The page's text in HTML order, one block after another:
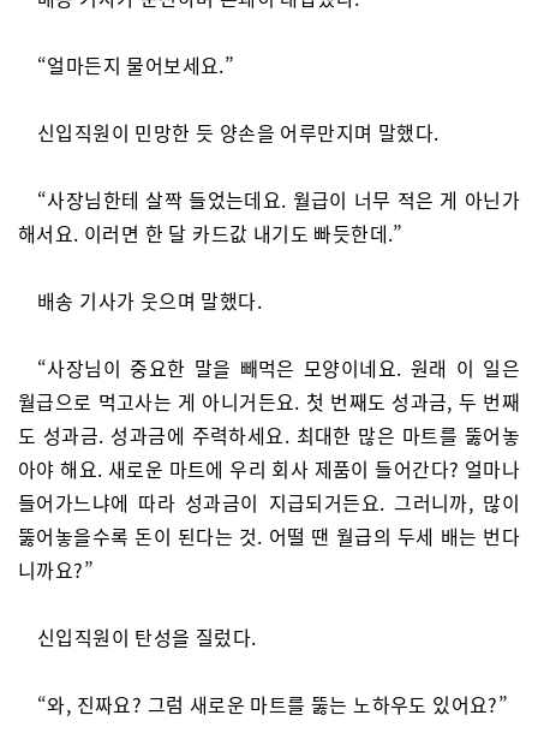
“얼마든지 물어보세요.”
신입직원이 민망한 듯 양손을 어루만지며 말했다.
“사장님한테 살짝 들었는데요. 월급이 너무 적은 게 아닌가
해서요. 이러면 한 달 카드값 내기도 빠듯한데.”
배송 기사가 웃으며 말했다.
“사장님이 중요한 말을 빼먹은 모양이네요. 원래 이 일은
월급으로 먹고사는 게 아니거든요. 첫 번째도 성과금, 두 번째
도 성과금. 성과금에 주력하세요. 최대한 많은 마트를 뚫어놓
아야 해요. 새로운 마트에 우리 회사 제품이 들어간다? 얼마나
들어가느냐에 따라 성과금이 지급되거든요. 그러니까, 많이
뚫어놓을수록 돈이 된다는 것. 어떨 땐 월급의 두세 배는 번다
니까요?”
신입직원이 탄성을 질렀다.
“와, 진짜요? 그럼 새로운 마트를 뚫는 노하우도 있어요?”